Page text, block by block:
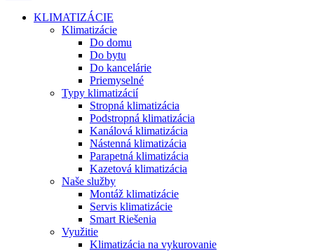
KLIMATIZÁCIE
Klimatizácie
Do domu
Do bytu
Do kancelárie
Priemyselné
Typy klimatizácií
Stropná klimatizácia
Podstropná klimatizácia
Kanálová klimatizácia
Nástenná klimatizácia
Parapetná klimatizácia
Kazetová klimatizácia
Naše služby
Montáž klimatizácie
Servis klimatizácie
Smart Riešenia
Využitie
Klimatizácia na vykurovanie